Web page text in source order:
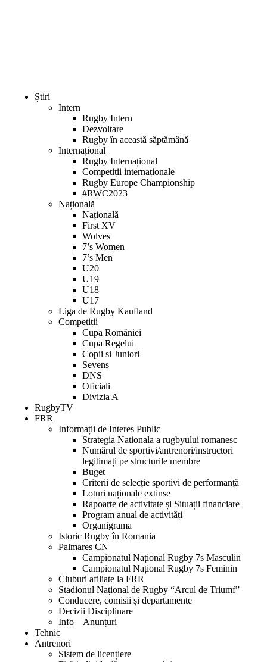
Accessibility
interacționați
Știri
Intern
Rugby Intern
Dezvoltare
Rugby în această săptămână
Internațional
Rugby Internațional
Competiții internaționale
Rugby Europe Championship
#RWC2023
Națională
Națională
First XV
Wolves
7’s Women
7’s Men
U20
U19
U18
U17
Liga de Rugby Kaufland
Competiții
Cupa României
Cupa Regelui
Copii si Juniori
Sevens
DNS
Oficiali
Divizia A
RugbyTV
FRR
Informații de Interes Public
Strategia Nationala a rugbyului romanesc
Numărul de sportivi/antrenori/instructori
legitimați pe structurile membre
Buget
Criterii de selecție sportivi de performanță
Loturi naționale extinse
Rapoarte de activitate și Situații financiare
Program anual de activități
Organigrama
Istoric Rugby în Romania
Palmares CN
Campionatul Național Rugby 7s Masculin
Campionatul Național Rugby 7s Feminin
Cluburi afiliate la FRR
Stadionul Național de Rugby “Arcul de Triumf”
Conducere, comisii și departamente
Decizii Disciplinare
Info – Anunțuri
Tehnic
Antrenori
Sistem de licențiere